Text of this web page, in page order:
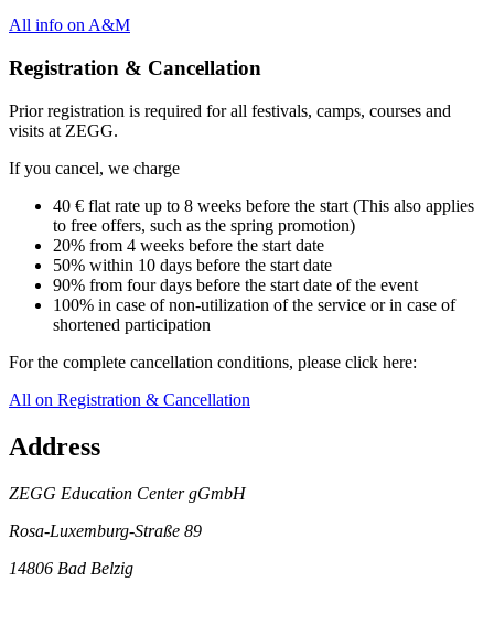
All info on A&M
Registration & Cancellation
Prior registration is required for all festivals, camps, courses and
visits at ZEGG.
If you cancel, we charge
40 € flat rate up to 8 weeks before the start (This also applies
to free offers, such as the spring promotion)
20% from 4 weeks before the start date
50% within 10 days before the start date
90% from four days before the start date of the event
100% in case of non-utilization of the service or in case of
shortened participation
For the complete cancellation conditions, please click here:
All on Registration & Cancellation
Address
ZEGG Education Center gGmbH
Rosa-Luxemburg-Straße 89
14806 Bad Belzig